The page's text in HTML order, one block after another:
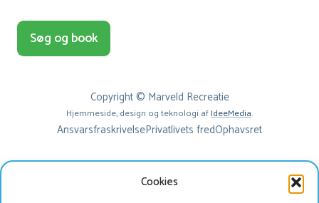
Cookies
Søg og book
Copyright © Marveld Recreatie
Hjemmeside, design og teknologi afIdeeMedia.
AnsvarsfraskrivelsePrivatlivets fredOphavsret